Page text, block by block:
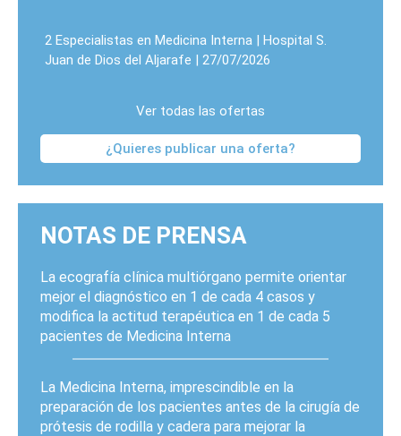
2 Especialistas en Medicina Interna | Hospital S.
Juan de Dios del Aljarafe | 27/07/2026
Ver todas las ofertas
¿Quieres publicar una oferta?
NOTAS DE PRENSA
La ecografía clínica multiórgano permite orientar
mejor el diagnóstico en 1 de cada 4 casos y
modifica la actitud terapéutica en 1 de cada 5
pacientes de Medicina Interna
La Medicina Interna, imprescindible en la
preparación de los pacientes antes de la cirugía de
prótesis de rodilla y cadera para mejorar la